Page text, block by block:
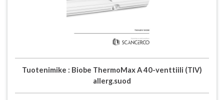
Tuotenimike : Biobe ThermoMax A 40-venttiili (TIV)
allerg.suod